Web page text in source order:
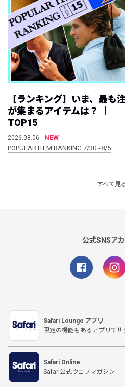
【ランキング】いま、最も
が集まるアイテムは？ ｜
TOP15
2026.08.06
NEW
POPULAR ITEM RANKING 7/30~8/5
すべて見
公式SNSア
Safari Lounge アプリ
限定の機能もあるアプリで
Safari Online
Safari公式ウェブマガジン